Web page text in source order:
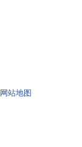
网站地图